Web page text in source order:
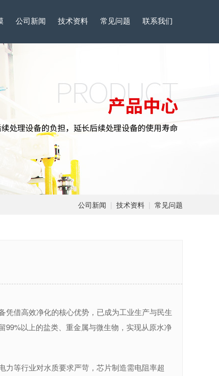
公司新闻 技术资料 常见问题 联系我们
公司新闻 | 技术资料 | 常见问题
借高效净化的核心优势，已成为工业生产与民生
以上的盐类、重金属与微生物，实现从原水净
等行业对水质要求严苛，芯片制造需电阻率超